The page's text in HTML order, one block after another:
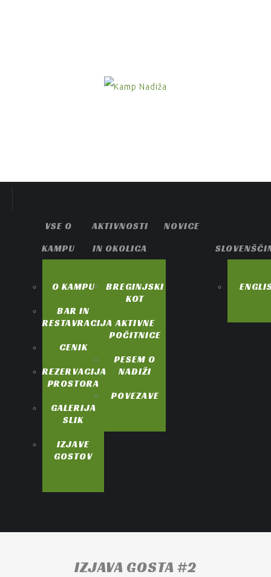
VSE O
KAMPU
O KAMPU
BAR IN
RESTAVRACIJA
CENIK
REZERVACIJA
PROSTORA
GALERIJA
SLIK
IZJAVE
GOSTOV
AKTIVNOSTI
IN OKOLICA
BREGINJSKI
KOT
AKTIVNE
POČITNICE
PESEM O
NADIŽI
POVEZAVE
NOVICE
IZJAVA GOSTA #2